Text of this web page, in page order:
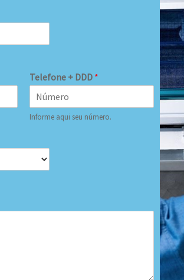
Telefone + DDD *
Informe aqui seu número.